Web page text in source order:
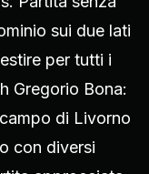
sui due lati
per tutti i
Gregorio Bona:
di Livorno
con diversi